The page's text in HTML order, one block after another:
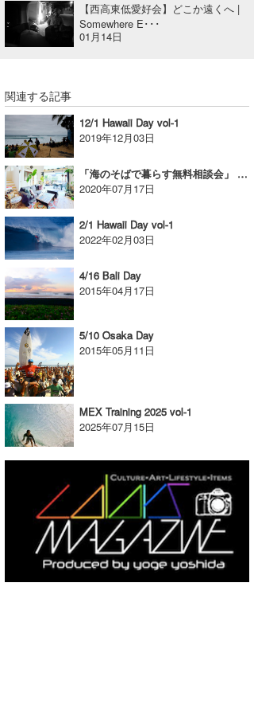
【西高東低愛好会】どこか遠くへ |
Somewhere E･･･
01月14日
関連する記事
12/1 Hawaii Day vol-1
2019年12月03日
「海のそばで暮らす無料相談会」 移住を考えてみませんか？無料相談会実施！【AD】
2020年07月17日
2/1 Hawaii Day vol-1
2022年02月03日
4/16 Bali Day
2015年04月17日
5/10 Osaka Day
2015年05月11日
MEX Training 2025 vol-1
2025年07月15日